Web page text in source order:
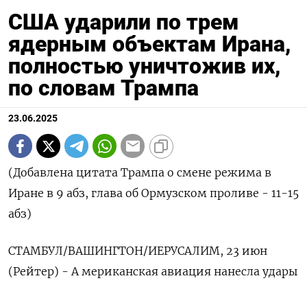
США ударили по трем
ядерным объектам Ирана,
полностью уничтожив их,
по словам Трампа
23.06.2025
(Добавлена цитата Трампа о смене режима в
Иране в 9 абз, глава об Ормузском проливе - 11-15
абз)
СТАМБУЛ/ВАШИНГТОН/ИЕРУСАЛИМ, 23 июн
(Рейтер) - А мериканская авиация нанесла удары